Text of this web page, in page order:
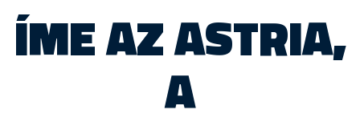
ÍME AZ ASTRIA,
A